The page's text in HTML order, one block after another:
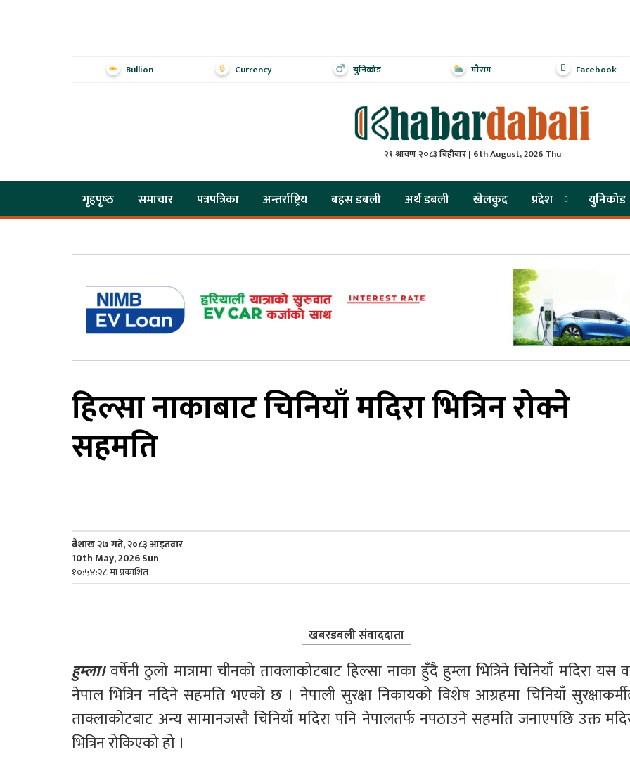
Bullion Currency युनिकोड मौसम Facebook
२१ श्रावण २०८३ बिहीबार | 6th August, 2026 Thu
गृहपृष्‍ठ समाचार पत्रपत्रिका अन्तर्राष्ट्रिय बहस डबली अर्थ डबली खेलकुद प्रदेश युनिकोड
हिल्सा नाकाबाट चिनियाँ मदिरा भित्रिन रोक्ने
सहमति
बैशाख २७ गते, २०८३ आइतवार
10th May, 2026 Sun
१०:५४:२८ मा प्रकाशित
खबरडबली संवाददाता
हुम्ला। वर्षेनी ठुलो मात्रामा चीनको ताक्लाकोटबाट हिल्सा नाका हुँदै हुम्ला भित्रिने चिनियाँ मदिरा यस
नेपाल भित्रिन नदिने सहमति भएको छ । नेपाली सुरक्षा निकायको विशेष आग्रहमा चिनियाँ
ताक्लाकोटबाट अन्य सामानजस्तै चिनियाँ मदिरा पनि नेपालतर्फ नपठाउने सहमति जनाएपछि उक्त
भित्रिन रोकिएको हो ।